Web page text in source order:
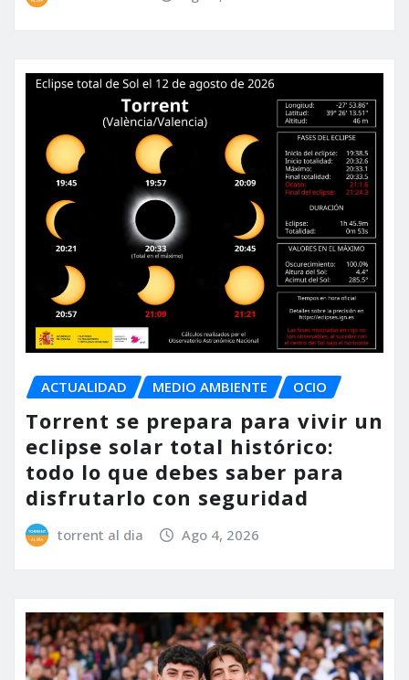
ACTUALIDAD MEDIO AMBIENTE OCIO
Torrent se prepara para vivir un
eclipse solar total histórico:
todo lo que debes saber para
disfrutarlo con seguridad
torrent al dia Ago 4, 2026